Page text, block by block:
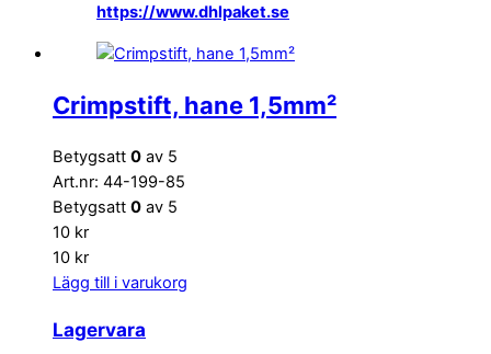
https://www.dhlpaket.se
Crimpstift, hane 1,5mm²
Betygsatt 0 av 5
Art.nr: 44-199-85
Betygsatt 0 av 5
10 kr
10 kr
Lägg till i varukorg
Lagervara